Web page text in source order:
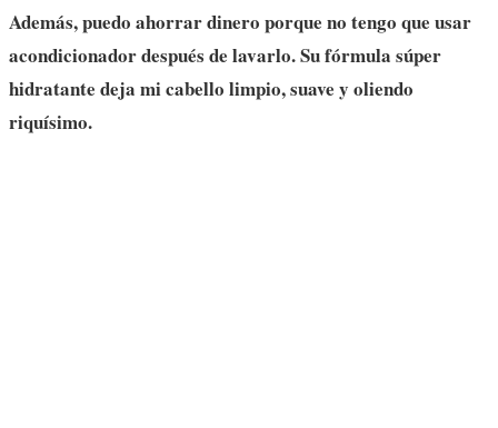
Además, puedo ahorrar dinero porque no tengo que usar
acondicionador después de lavarlo. Su fórmula súper
hidratante deja mi cabello limpio, suave y oliendo
riquísimo.